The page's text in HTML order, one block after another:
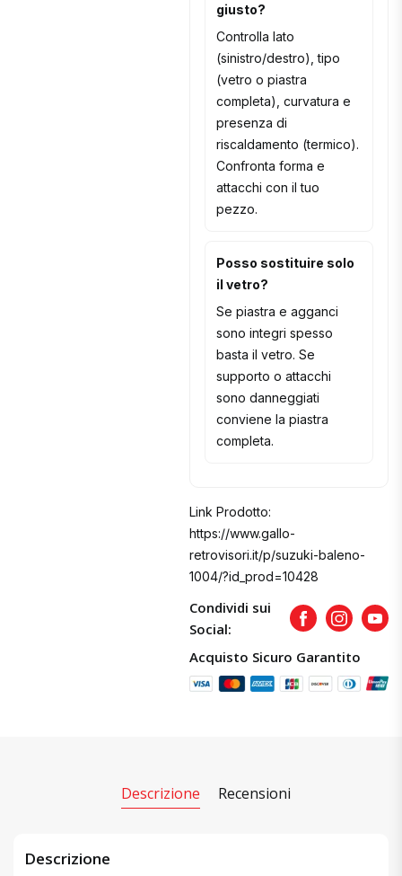
giusto?
Controlla lato
(sinistro/destro), tipo
(vetro o piastra
completa), curvatura e
presenza di
riscaldamento (termico).
Confronta forma e
attacchi con il tuo
pezzo.
Posso sostituire solo
il vetro?
Se piastra e agganci
sono integri spesso
basta il vetro. Se
supporto o attacchi
sono danneggiati
conviene la piastra
completa.
Link Prodotto:
https://www.gallo-
retrovisori.it/p/suzuki-baleno-
1004/?id_prod=10428
Condividi sui
Social:
FacebookInstagram
Acquisto Sicuro Garantito
Descrizione Recensioni
Descrizione